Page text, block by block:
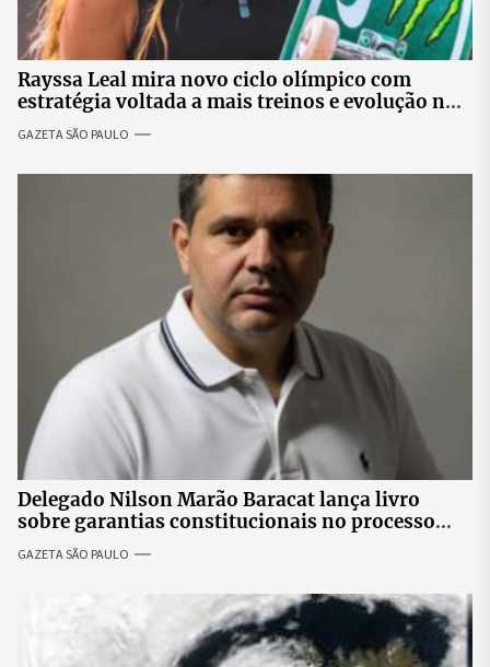
Rayssa Leal mira novo ciclo olímpico com
estratégia voltada a mais treinos e evolução no
GAZETA SÃO PAULO
Delegado Nilson Marão Baracat lança livro
sobre garantias constitucionais no processo
penal brasileiro
GAZETA SÃO PAULO